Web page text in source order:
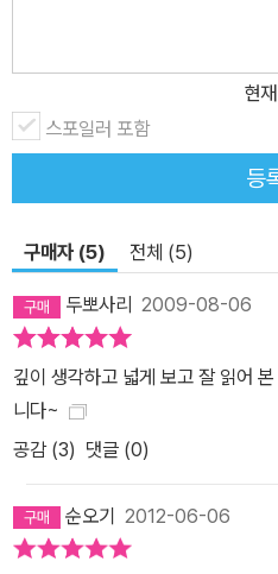
현재
스포일러 포함
등
구매자 (5) 전체 (5)
두뽀사리 2009-08-06
깊이 생각하고 넓게 보고 잘 읽어
니다~
공감 (3) 댓글 (0)
순오기 2012-06-06